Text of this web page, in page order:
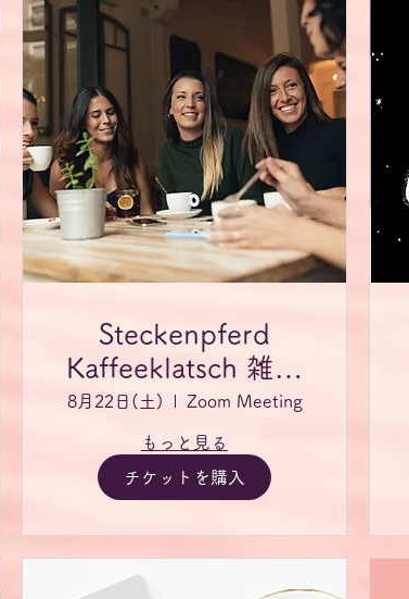
Steckenpferd
Kaffeeklatsch 雑談
会
8月22日(土) Zoom Meeting
もっと見る
チケットを購入